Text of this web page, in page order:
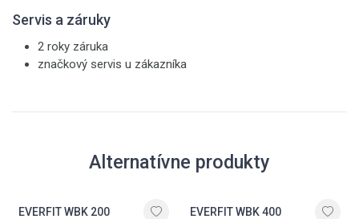
Servis a záruky
2 roky záruka
značkový servis u zákazníka
Alternatívne produkty
EVERFIT WBK 200 EVERFIT WBK 400